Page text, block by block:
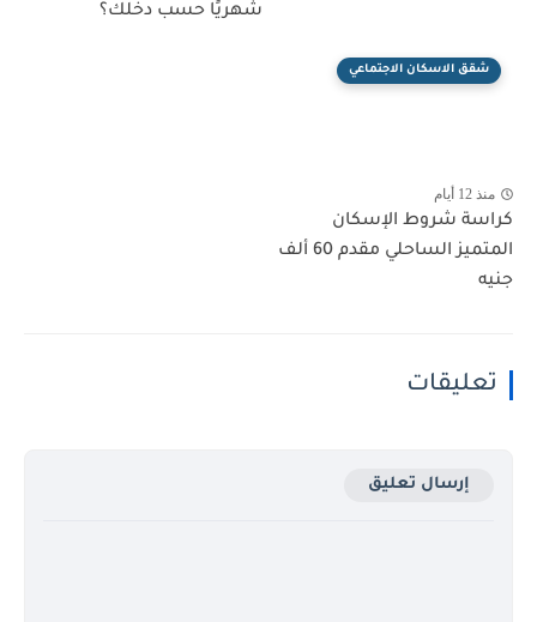
شهريًا حسب دخلك؟
شقق الاسكان الاجتماعي
منذ 12 أيام
كراسة شروط الإسكان
المتميز الساحلي مقدم 60 ألف
جنيه
تعليقات
إرسال تعليق